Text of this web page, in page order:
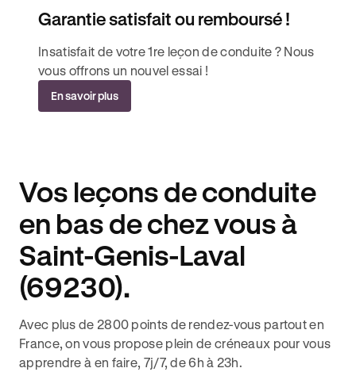
Garantie satisfait ou remboursé !
Insatisfait de votre 1re leçon de conduite ? Nous
vous offrons un nouvel essai !
En savoir plus
Vos leçons de conduite
en bas de chez vous à
Saint-Genis-Laval
(69230).
Avec plus de 2800 points de rendez-vous partout en
France, on vous propose plein de créneaux pour vous
apprendre à en faire, 7j/7, de 6h à 23h.